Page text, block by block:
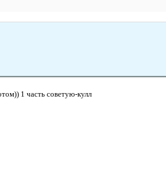
1 часть советую-кулл